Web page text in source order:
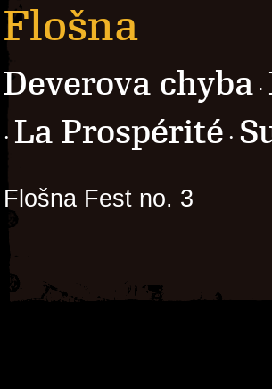
Flošna
Deverova chyba ·
· La Prospérité ·
Flošna Fest no. 3